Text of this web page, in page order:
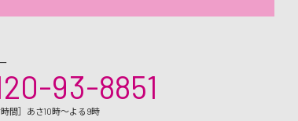
93-8851
時間］あさ10時～よる9時